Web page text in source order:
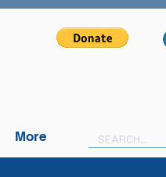
More